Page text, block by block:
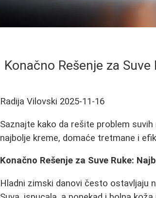
Konačno Rešenje za
Radija Vilovski 2025-11-16
Saznajte kako da rešite problem
najbolje kreme, domaće tretmane i
Konačno Rešenje za Suve Ruke:
Hladni zimski danovi često ostavljaju